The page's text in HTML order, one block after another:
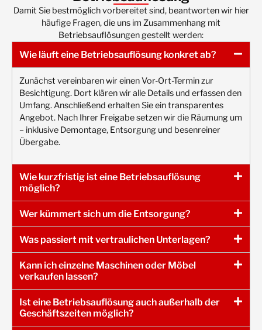
Damit Sie bestmöglich vorbereitet sind, beantworten wir hier
häufige Fragen, die uns im Zusammenhang mit
Betriebsauflösungen gestellt werden:
Wie läuft eine Betriebsauflösung konkret ab?
Zunächst vereinbaren wir einen Vor-Ort-Termin zur
Besichtigung. Dort klären wir alle Details und erfassen den
Umfang. Anschließend erhalten Sie ein transparentes
Angebot. Nach Ihrer Freigabe setzen wir die Räumung um
– inklusive Demontage, Entsorgung und besenreiner
Übergabe.
Wie kurzfristig ist eine Betriebsauflösung
möglich?
Wer kümmert sich um die Entsorgung?
Was passiert mit vertraulichen Unterlagen?
Kann ich einzelne Maschinen oder Möbel
verkaufen lassen?
Ist eine Betriebsauflösung auch außerhalb der
Geschäftszeiten möglich?